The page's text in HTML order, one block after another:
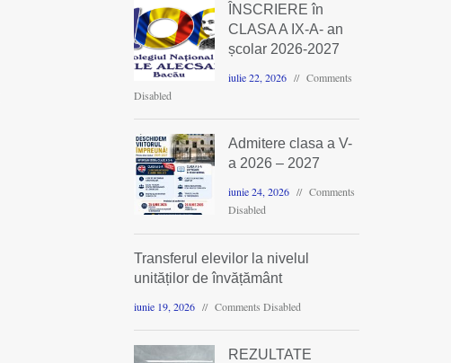
ÎNSCRIERE în
CLASA A IX-A- an
școlar 2026-2027
iulie 22, 2026
Comments
Disabled
Admitere clasa a V-
a 2026 – 2027
iunie 24, 2026
Comments
Disabled
Transferul elevilor la nivelul
unităților de învățământ
iunie 19, 2026 Comments Disabled
REZULTATE